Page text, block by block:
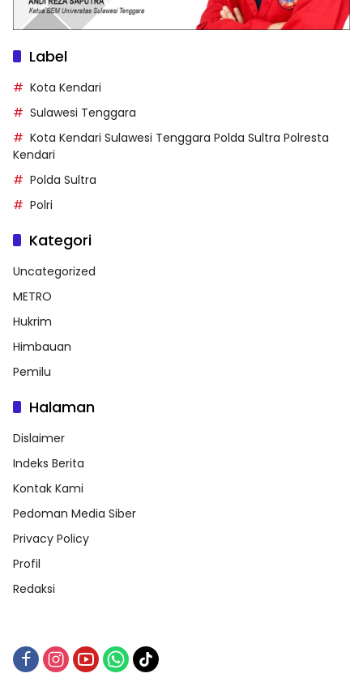
Label
Kota Kendari
Sulawesi Tenggara
Kota Kendari Sulawesi Tenggara Polda Sultra Polresta
Kendari
Polda Sultra
Polri
Kategori
Uncategorized
METRO
Hukrim
Himbauan
Pemilu
Halaman
Dislaimer
Indeks Berita
Kontak Kami
Pedoman Media Siber
Privacy Policy
Profil
Redaksi